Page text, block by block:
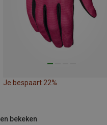
Je bespaart 22%
bekeken